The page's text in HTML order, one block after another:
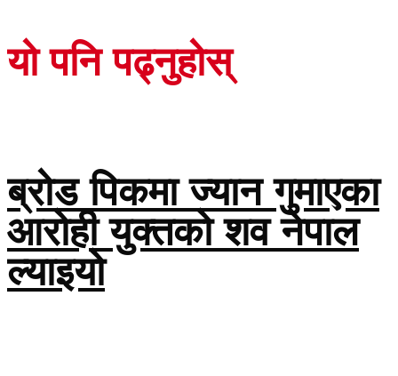
यो पनि पढ्नुहोस्
ब्रोड पिकमा ज्यान गुमाएका
आरोही युक्तको शव नेपाल
ल्याइयो